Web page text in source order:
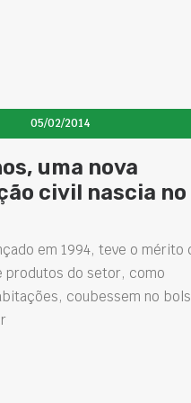
05/02/2014
uma nova
civil nascia no
em 1994, teve o mérito
produtos do setor, como
coubessem no